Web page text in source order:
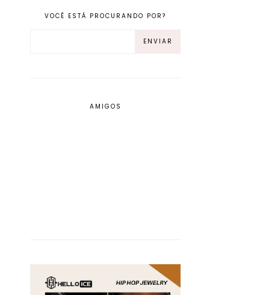
VOCÊ ESTÁ PROCURANDO POR?
AMIGOS